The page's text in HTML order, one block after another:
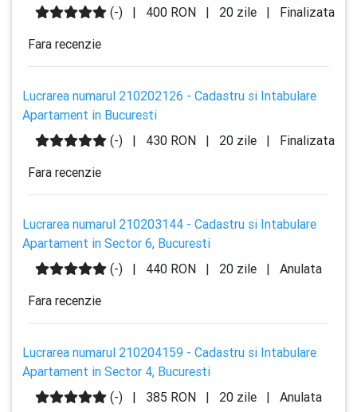
(-)
| 400 RON | 20 zile |
Finalizata
Fara recenzie
Lucrarea numarul 210202126 - Cadastru si Intabulare
Apartament in Bucuresti
(-)
| 430 RON | 20 zile |
Finalizata
Fara recenzie
Lucrarea numarul 210203144 - Cadastru si Intabulare
Apartament in Sector 6, Bucuresti
(-)
| 440 RON | 20 zile |
Anulata
Fara recenzie
Lucrarea numarul 210204159 - Cadastru si Intabulare
Apartament in Sector 4, Bucuresti
(-)
| 385 RON | 20 zile |
Anulata